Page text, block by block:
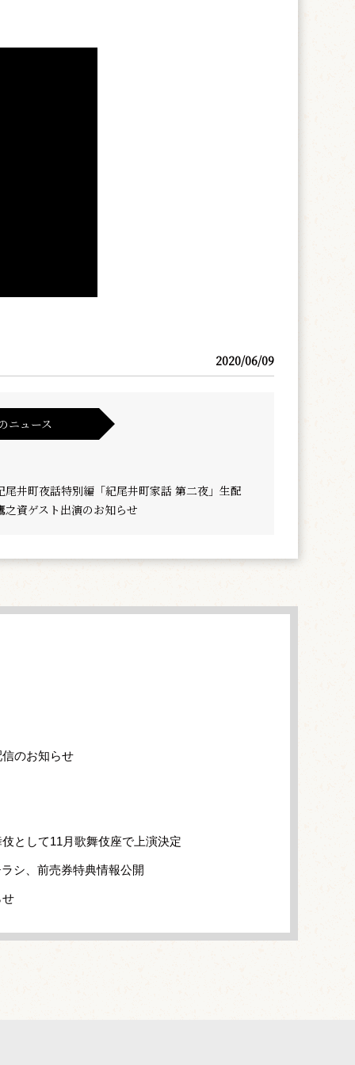
2020/06/09
ニュース
尾井町夜話特別編「紀尾井町家話 第二夜」生配
之資ゲスト出演のお知らせ
のお知らせ
として11月歌舞伎座で上演決定
シ、前売券特典情報公開
せ